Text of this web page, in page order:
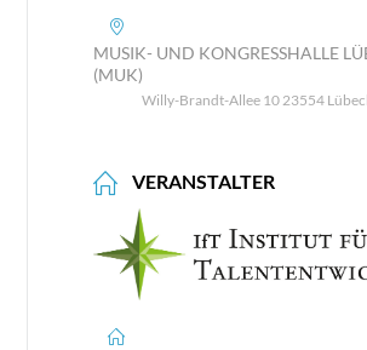
MUSIK- UND KONGRESSHALLE
(MUK)
Willy-Brandt-Allee 10 23554
VERANSTALTER